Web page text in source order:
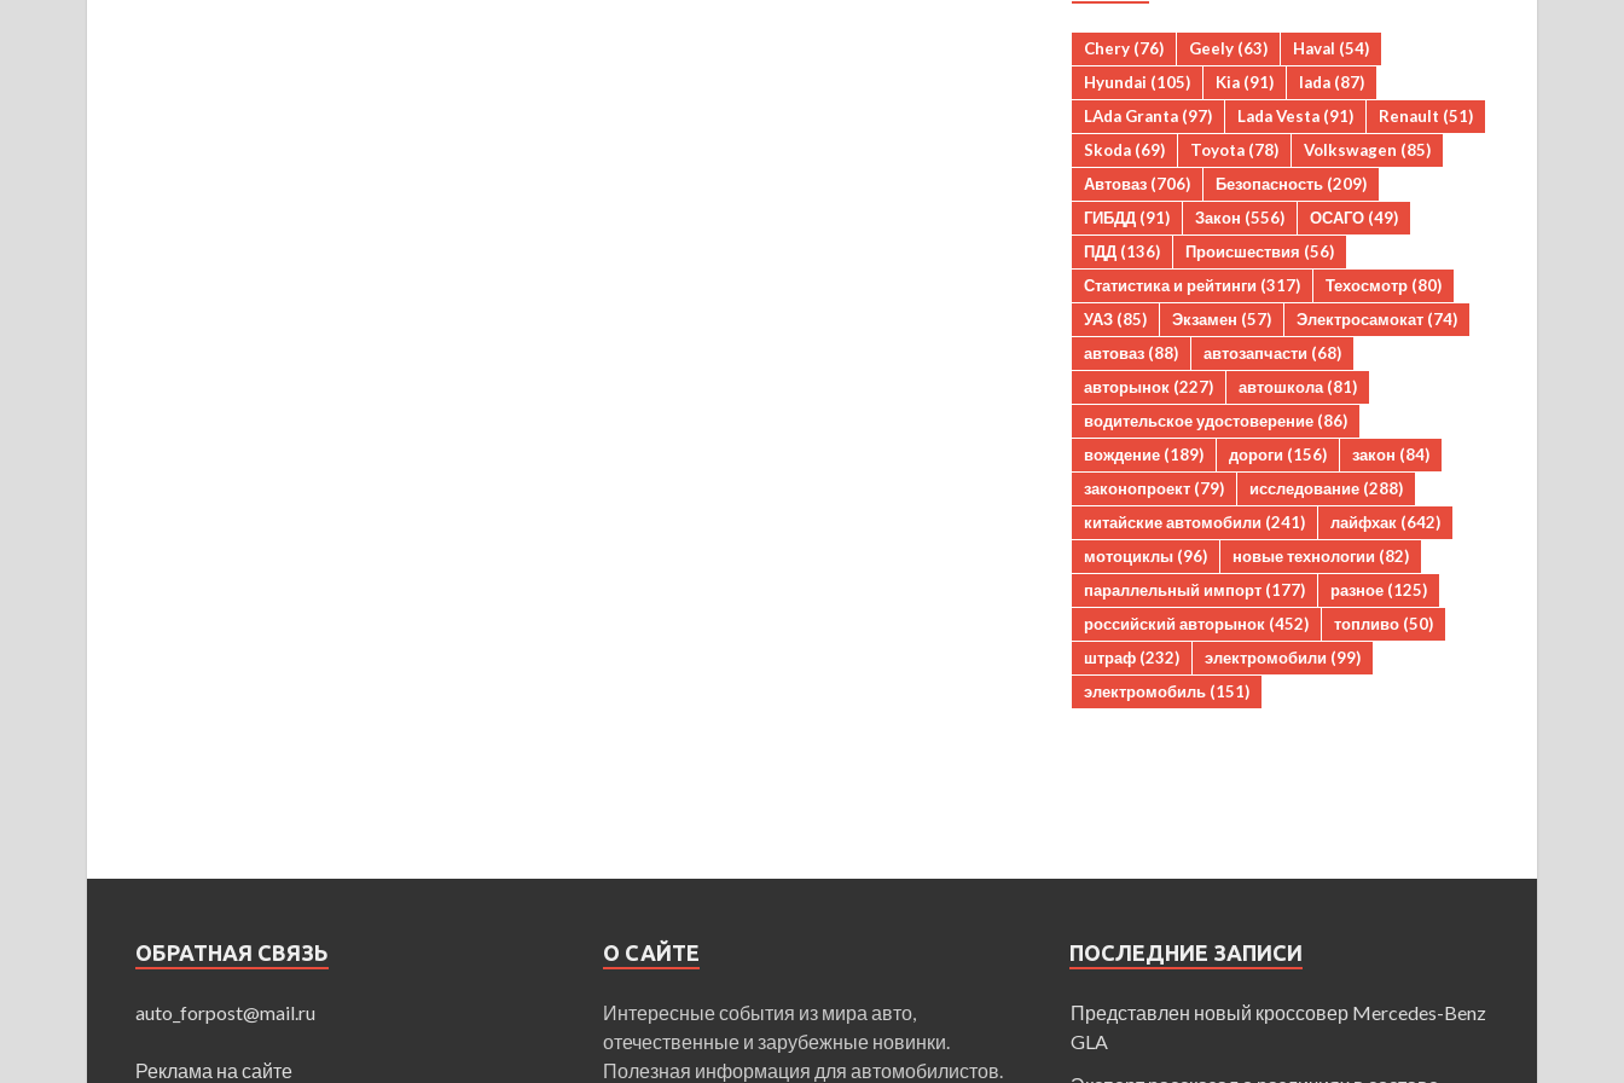
Chery (76) Geely (63) Haval (54)
Hyundai (105) Kia (91) lada (87)
LAda Granta (97) Lada Vesta (91) Renault (51)
Skoda (69) Toyota (78) Volkswagen (85)
Автоваз (706) Безопасность (209)
ГИБДД (91) Закон (556) ОСАГО (49)
ПДД (136) Происшествия (56)
Статистика и рейтинги (317) Техосмотр (80)
УАЗ (85) Экзамен (57) Электросамокат (74)
автоваз (88) автозапчасти (68)
авторынок (227) автошкола (81)
водительское удостоверение (86)
вождение (189) дороги (156) закон (84)
законопроект (79) исследование (288)
китайские автомобили (241) лайфхак (642)
мотоциклы (96) новые технологии (82)
параллельный импорт (177) разное (125)
российский авторынок (452) топливо (50)
штраф (232) электромобили (99)
электромобиль (151)
ОБРАТНАЯ СВЯЗЬ
auto_forpost@mail.ru
Реклама на сайте
О САЙТЕ
Интересные события из мира авто,
отечественные и зарубежные новинки.
Полезная информация для автомобилистов.
ПОСЛЕДНИЕ ЗАПИСИ
Представлен новый кроссовер Mercedes-Benz
GLA